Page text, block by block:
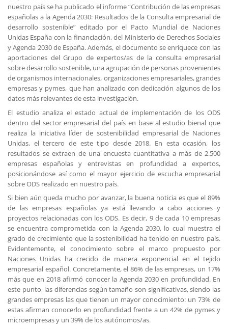
nuestro país se ha publicado el informe “Contribución de las empresas
españolas a la Agenda 2030: Resultados de la Consulta empresarial de
desarrollo sostenible” editado por el Pacto Mundial de Naciones
Unidas España con la financiación, del Ministerio de Derechos Sociales
y Agenda 2030 de España. Además, el documento se enriquece con las
aportaciones del Grupo de expertos/as de la consulta empresarial
sobre desarrollo sostenible, una agrupación de personas provenientes
de organismos internacionales, organizaciones empresariales, grandes
empresas y pymes, que han analizado con dedicación algunos de los
datos más relevantes de esta investigación.
El estudio analiza el estado actual de implementación de los ODS
dentro del sector empresarial del país en base al estudio bienal que
realiza la iniciativa líder de sostenibilidad empresarial de Naciones
Unidas, el tercero de este tipo desde 2018. En esta ocasión, los
resultados se extraen de una encuesta cuantitativa a más de 2.500
empresas españolas y entrevistas en profundidad a expertos,
posicionándose así como el mayor ejercicio de escucha empresarial
sobre ODS realizado en nuestro país.
Si bien aún queda mucho por avanzar, la buena noticia es que el 89%
de las empresas españolas ya está llevando a cabo acciones y
proyectos relacionadas con los ODS. Es decir, 9 de cada 10 empresas
se encuentra comprometida con la Agenda 2030, lo cual muestra el
grado de crecimiento que la sostenibilidad ha tenido en nuestro país.
Evidentemente, el conocimiento sobre el marco propuesto por
Naciones Unidas ha crecido de manera exponencial en el tejido
empresarial español. Concretamente, el 86% de las empresas, un 17%
más que en 2018 afirmó conocer la Agenda 2030 en profundidad. En
este punto, las diferencias según tamaño son significativas, siendo las
grandes empresas las que tienen un mayor conocimiento: un 73% de
estas afirman conocerlo en profundidad frente a un 42% de pymes y
microempresas y un 39% de los autónomos/as.